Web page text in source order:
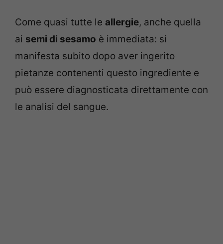
Come quasi tutte le allergie, anche quella
ai semi di sesamo è immediata: si
manifesta subito dopo aver ingerito
pietanze contenenti questo ingrediente e
può essere diagnosticata direttamente con
le analisi del sangue.